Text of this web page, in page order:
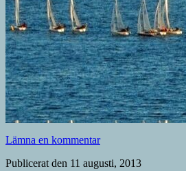
Lämna en kommentar
Publicerat den 11 augusti, 2013